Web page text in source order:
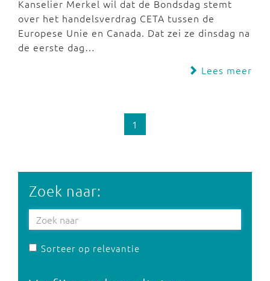
Kanselier Merkel wil dat de Bondsdag stemt
over het handelsverdrag CETA tussen de
Europese Unie en Canada. Dat zei ze dinsdag na
de eerste dag…
Lees meer
1
Zoek naar:
Sorteer op relevantie